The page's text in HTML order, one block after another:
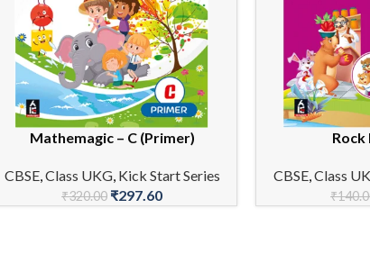
TO CART
Mathemagic – C (Primer)
CBSE,Class UKG, Kick Start Series
₹320.00 ₹297.60
ADD TO CARTRock
CBSE,Class
₹